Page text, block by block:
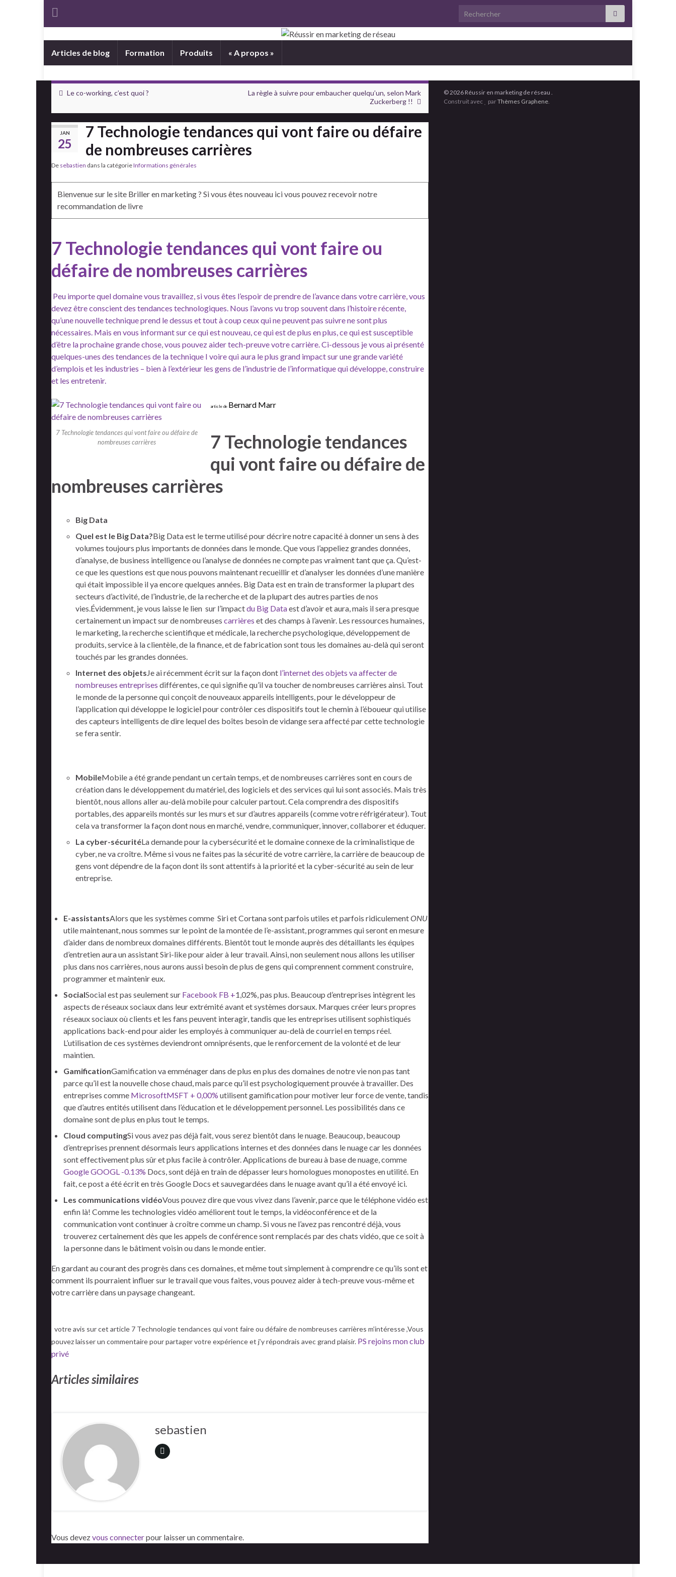
Search for:
Articles de blog Formation Produits « A propos »
Le co-working, c’est quoi ?
La règle à suivre pour embaucher quelqu’un, selon Mark
Zuckerberg !!
JAN
25
7 Technologie tendances qui vont faire ou défaire
de nombreuses carrières
De sebastien dans la catégorieInformations générales
Bienvenue sur le site Briller en marketing ? Si vous êtes nouveau ici vous pouvez recevoir notre
recommandation de livre
7 Technologie tendances qui vont faire ou
défaire de nombreuses carrières
Peu importe quel domaine vous travaillez, si vous êtes l’espoir de prendre de l’avance dans votre carrière, vous
devez être conscient des tendances technologiques. Nous l’avons vu trop souvent dans l’histoire récente,
qu’une nouvelle technique prend le dessus et tout à coup ceux qui ne peuvent pas suivre ne sont plus
nécessaires. Mais en vous informant sur ce qui est nouveau, ce qui est de plus en plus, ce qui est susceptible
d’être la prochaine grande chose, vous pouvez aider tech-preuve votre carrière. Ci-dessous je vous ai présenté
quelques-unes des tendances de la technique I voire qui aura le plus grand impact sur une grande variété
d’emplois et les industries – bien à l’extérieur les gens de l’industrie de l’informatique qui développe, construire
et les entretenir.
7 Technologie tendances qui vont faire ou défaire de
nombreuses carrières
article de Bernard Marr
7 Technologie tendances
qui vont faire ou défaire de
nombreuses carrières
Big Data
Quel est le Big Data?Big Data est le terme utilisé pour décrire notre capacité à donner un sens à des
volumes toujours plus importants de données dans le monde. Que vous l’appeliez grandes données,
d’analyse, de business intelligence ou l’analyse de données ne compte pas vraiment tant que ça. Qu’est-
ce que les questions est que nous pouvons maintenant recueillir et d’analyser les données d’une manière
qui était impossible il ya encore quelques années. Big Data est en train de transformer la plupart des
secteurs d’activité, de l’industrie, de la recherche et de la plupart des autres parties de nos
vies.Évidemment, je vous laisse le lien sur l’impactdu Big Dataest d’avoir et aura, mais il sera presque
certainement un impact sur ​​de nombreuses carrières et des champs à l’avenir. Les ressources humaines,
le marketing, la recherche scientifique et médicale, la recherche psychologique, développement de
produits, service à la clientèle, de la finance, et de fabrication sont tous les domaines au-delà qui seront
touchés par les grandes données.
Internet des objets Je ai récemment écrit sur ​​la façon dont l’internet des objets va affecter de
nombreuses entreprises différentes, ce qui signifie qu’il va toucher de nombreuses carrières ainsi. Tout
le monde de la personne qui conçoit de nouveaux appareils intelligents, pour le développeur de
l’application qui développe le logiciel pour contrôler ces dispositifs tout le chemin à l’éboueur qui utilise
des capteurs intelligents de dire lequel des boîtes besoin de vidange sera affecté par cette technologie
se fera sentir.
MobileMobile a été grande pendant un certain temps, et de nombreuses carrières sont en cours de
création dans le développement du matériel, des logiciels et des services qui lui sont associés. Mais très
bientôt, nous allons aller au-delà mobile pour calculer partout. Cela comprendra des dispositifs
portables, des appareils montés sur les murs et sur ​​d’autres appareils (comme votre réfrigérateur). Tout
cela va transformer la façon dont nous en marché, vendre, communiquer, innover, collaborer et éduquer.
La cyber-sécuritéLa demande pour la cybersécurité et le domaine connexe de la criminalistique de
cyber, ne va croître. Même si vous ne faites pas la sécurité de votre carrière, la carrière de beaucoup de
gens vont dépendre de la façon dont ils sont attentifs à la priorité et la cyber-sécurité au sein de leur
entreprise.
E-assistantsAlors que les systèmes comme Siri et Cortana sont parfois utiles et parfois ridiculementONU
utile maintenant, nous sommes sur le point de la montée de l’e-assistant, programmes qui seront en mesure
d’aider dans de nombreux domaines différents. Bientôt tout le monde auprès des détaillants les équipes
d’entretien aura un assistant Siri-like pour aider à leur travail. Ainsi, non seulement nous allons les utiliser
plus dans nos carrières, nous aurons aussi besoin de plus de gens qui comprennent comment construire,
programmer et maintenir eux.
SocialSocial est pas seulement sur ​​Facebook FB +1,02%, pas plus. Beaucoup d’entreprises intègrent les
aspects de réseaux sociaux dans leur extrémité avant et systèmes dorsaux. Marques créer leurs propres
réseaux sociaux où clients et les fans peuvent interagir, tandis que les entreprises utilisent sophistiqués
applications back-end pour aider les employés à communiquer au-delà de courriel en temps réel.
L’utilisation de ces systèmes deviendront omniprésents, que le renforcement de la volonté et de leur
maintien.
GamificationGamification va emménager dans de plus en plus des domaines de notre vie non pas tant
parce qu’il est la nouvelle chose chaud, mais parce qu’il est psychologiquement prouvée à travailler. Des
entreprises comme MicrosoftMSFT + 0,00% utilisent gamification pour motiver leur force de vente, tandis
que d’autres entités utilisent dans l’éducation et le développement personnel. Les possibilités dans ce
domaine sont de plus en plus tout le temps.
Cloud computingSi vous avez pas déjà fait, vous serez bientôt dans le nuage. Beaucoup, beaucoup
d’entreprises prennent désormais leurs applications internes et des données dans le nuage car les données
sont effectivement plus sûr et plus facile à contrôler. Applications de bureau à base de nuage, comme
GoogleGOOGL -0.13% Docs, sont déjà en train de dépasser leurs homologues monopostes en utilité. En
fait, ce post a été écrit en très Google Docs et sauvegardées dans le nuage avant qu’il a été envoyé ici.
Les communications vidéoVous pouvez dire que vous vivez dans l’avenir, parce que le téléphone vidéo est
enfin là! Comme les technologies vidéo améliorent tout le temps, la vidéoconférence et de la
communication vont continuer à croître comme un champ. Si vous ne l’avez pas rencontré déjà, vous
trouverez certainement dès que les appels de conférence sont remplacés par des chats vidéo, que ce soit à
la personne dans le bâtiment voisin ou dans le monde entier.
En gardant au courant des progrès dans ces domaines, et même tout simplement à comprendre ce qu’ils sont et
comment ils pourraient influer sur le travail que vous faites, vous pouvez aider à tech-preuve vous-même et
votre carrière dans un paysage changeant.
votre avis sur cet article 7 Technologie tendances qui vont faire ou défaire de nombreuses carrières m’intéresse ,Vous
pouvez laisser un commentaire pour partager votre expérience et j’y répondrais avec grand plaisir. PS rejoins mon club
privé
Articles similaires
sebastien
Vous devezvous connecterpour laisser un commentaire.
© 2026 Réussir en marketing de réseau .
Construit avec
parThèmes Graphene